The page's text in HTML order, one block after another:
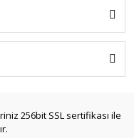
256bit SSL sertifikası ile